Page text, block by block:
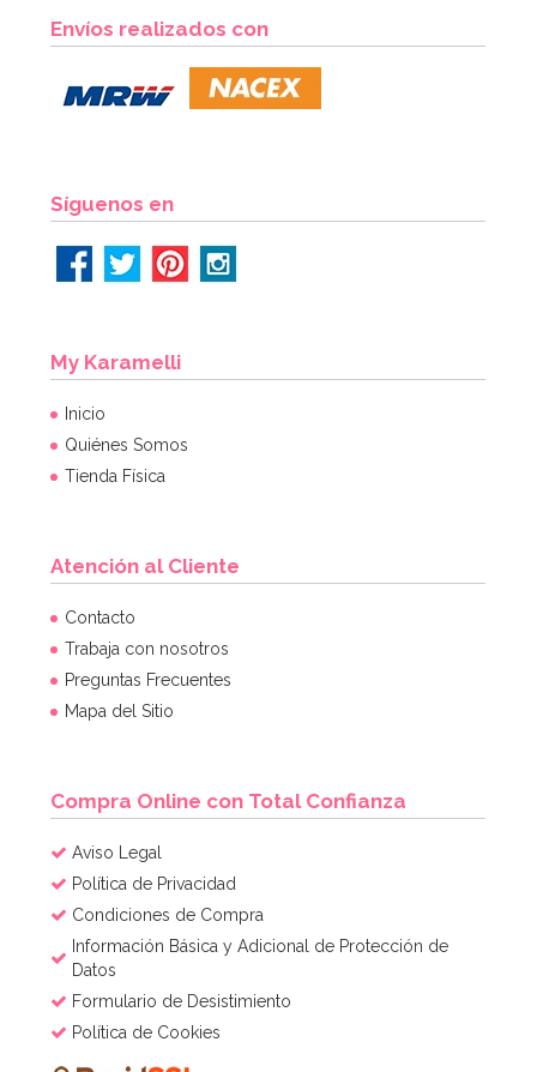
Envíos realizados con
Síguenos en
My Karamelli
Inicio
Quiénes Somos
Tienda Física
Atención al Cliente
Contacto
Trabaja con nosotros
Preguntas Frecuentes
Mapa del Sitio
Compra Online con Total Confianza
Aviso Legal
Política de Privacidad
Condiciones de Compra
Información Básica y Adicional de Protección de
Datos
Formulario de Desistimiento
Política de Cookies